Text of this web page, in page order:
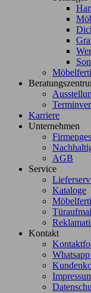
Karriere
Unternehmen
AGB
Service
Kataloge
Kontakt